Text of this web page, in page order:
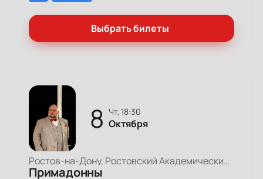
Выбрать билеты
8 чт, 18:30
Октября
Ростов-на-Дону, Ростовский Академический Театр Драмы, Большая сцена
Примадонны